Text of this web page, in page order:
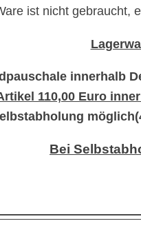
ist nicht gebraucht,
innerhalb
110,00 Euro
Bei